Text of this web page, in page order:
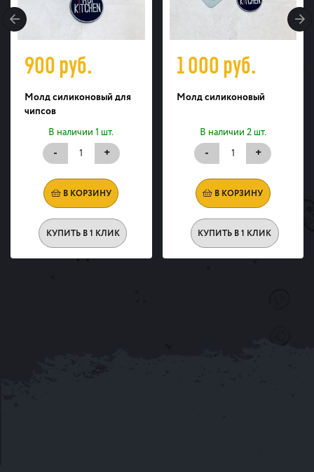
900руб.
Молд силиконовый для
чипсов
В наличии 1 шт.
- +
В КОРЗИНУ
КУПИТЬ В 1 КЛИК
1 000руб.
Молд силиконовый
В наличии 2 шт.
- +
В КОРЗИНУ
КУПИТЬ В 1 КЛИК